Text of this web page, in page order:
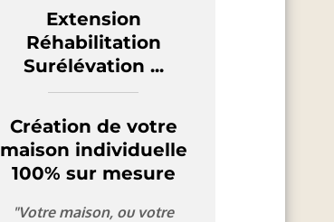
Extension
Réhabilitation
Surélévation ...
Création de votre
maison individuelle
100% sur mesure
"Votre maison, ou votre